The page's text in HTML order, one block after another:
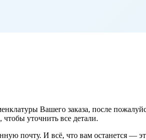
Вашего заказа, после
уточнить все детали.
почту. И всё, что вам останется —